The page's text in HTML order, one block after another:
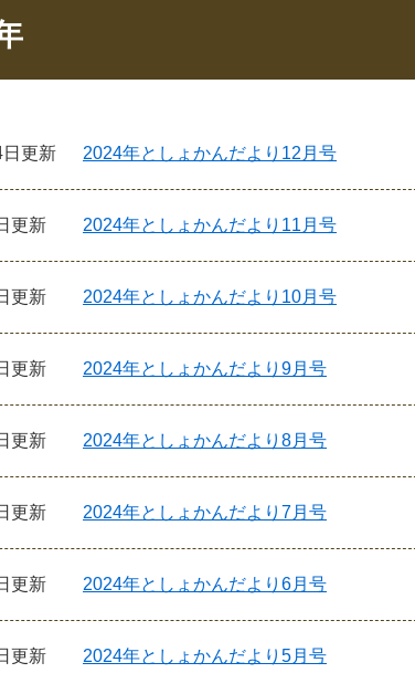
更新 2024年としょかんだより12月号
更新 2024年としょかんだより11月号
更新 2024年としょかんだより10月号
更新 2024年としょかんだより9月号
更新 2024年としょかんだより8月号
更新 2024年としょかんだより7月号
更新 2024年としょかんだより6月号
更新 2024年としょかんだより5月号